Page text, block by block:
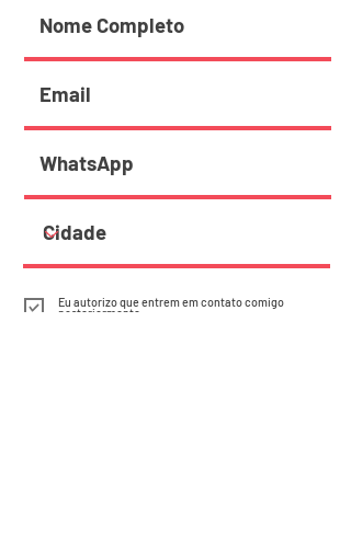
Eu autorizo que entrem em contato comigo
posteriormente